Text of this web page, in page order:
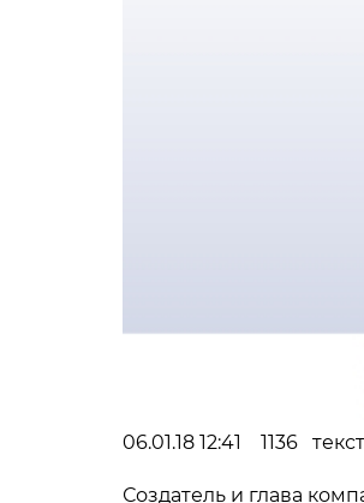
06.01.18 12:41 1136
Создатель и глава